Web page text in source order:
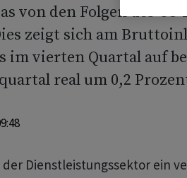
von den Folgen des
zeigt sich am
im vierten Quartal auf
real um 0,2
der Dienstleistungssektor ein